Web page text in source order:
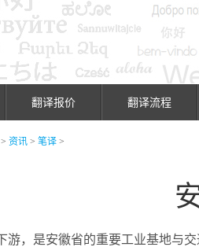
翻译报价 翻译流程
> 资讯 > 笔译 >
游，是安徽省的重要工业基地与